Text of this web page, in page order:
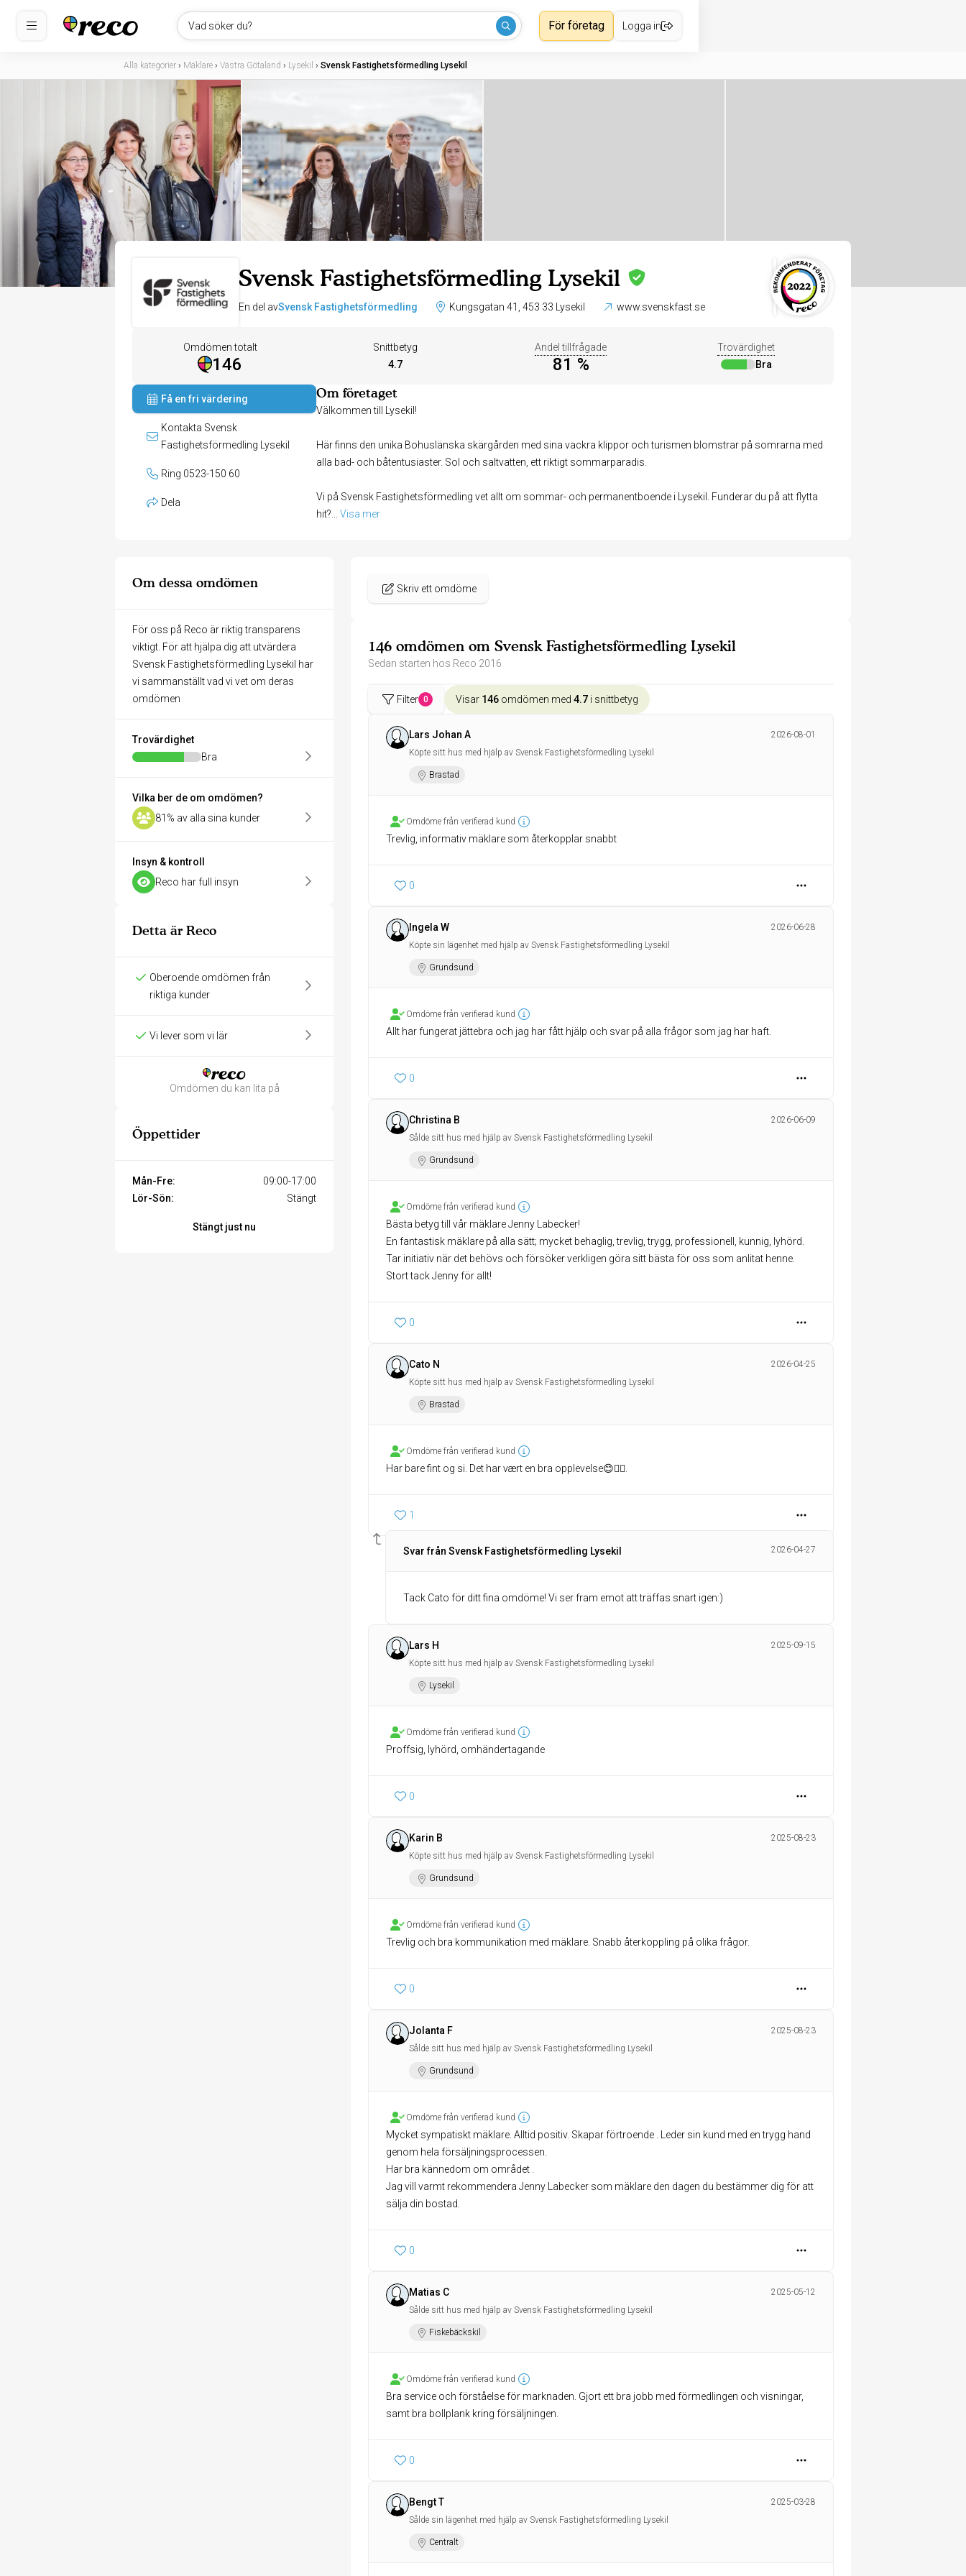
Vad söker du? För företag Logga in
Alla kategorier › Mäklare › Västra Götaland › Lysekil › Svensk Fastighetsförmedling Lysekil
Svensk Fastighetsförmedling Lysekil
En del avSvensk Fastighetsförmedling Kungsgatan 41, 453 33 Lysekil www.svenskfast.se
Omdömen totalt
146
Snittbetyg
4.7
Andel tillfrågade
81 %
Trovärdighet
Bra
Få en fri värdering
Kontakta Svensk
Fastighetsförmedling Lysekil
Ring 0523-150 60
Dela
Om företaget
Välkommen till Lysekil!
Här finns den unika Bohuslänska skärgården med sina vackra klippor och turismen blomstrar på somrarna med
alla bad- och båtentusiaster. Sol och saltvatten, ett riktigt sommarparadis.
Vi på Svensk Fastighetsförmedling vet allt om sommar- och permanentboende i Lysekil. Funderar du på att flytta
hit?
Visa mer
Om dessa omdömen
För oss på Reco är riktig transparens
viktigt. För att hjälpa dig att utvärdera
Svensk Fastighetsförmedling Lysekil har
vi sammanställt vad vi vet om deras
omdömen
Trovärdighet
Bra
Vilka ber de om omdömen?
81% av alla sina kunder
Insyn & kontroll
Reco har full insyn
Detta är Reco
Oberoende omdömen från
riktiga kunder
Vi lever som vi lär
Omdömen du kan lita på
Öppettider
Mån-Fre:
09:00-17:00
Lör-Sön:
Stängt
Stängt just nu
Skriv ett omdöme
146 omdömen om Svensk Fastighetsförmedling Lysekil
Sedan starten hos Reco 2016
Filter 0 Visar 146 omdömen med 4.7 i snittbetyg
Lars Johan A
2026-08-01
Köpte sitt hus med hjälp av Svensk Fastighetsförmedling Lysekil
Brastad
Omdöme från verifierad kund
Trevlig, informativ mäklare som återkopplar snabbt
0
Ingela W
2026-06-28
Köpte sin lägenhet med hjälp av Svensk Fastighetsförmedling Lysekil
Grundsund
Omdöme från verifierad kund
Allt har fungerat jättebra och jag har fått hjälp och svar på alla frågor som jag har haft.
0
Christina B
2026-06-09
Sålde sitt hus med hjälp av Svensk Fastighetsförmedling Lysekil
Grundsund
Omdöme från verifierad kund
Bästa betyg till vår mäklare Jenny Labecker!
En fantastisk mäklare på alla sätt; mycket behaglig, trevlig, trygg, professionell, kunnig, lyhörd.
Tar initiativ när det behövs och försöker verkligen göra sitt bästa för oss som anlitat henne.
0
Cato N
2026-04-25
Köpte sitt hus med hjälp av Svensk Fastighetsförmedling Lysekil
Brastad
Omdöme från verifierad kund
Har bare fint og si. Det har vært en bra opplevelse😊👍🏻.
1
Svar från Svensk Fastighetsförmedling Lysekil 2026-04-27
Tack Cato för ditt fina omdöme! Vi ser fram emot att träffas snart igen:)
Lars H
2025-09-15
Köpte sitt hus med hjälp av Svensk Fastighetsförmedling Lysekil
Lysekil
Omdöme från verifierad kund
Proffsig, lyhörd, omhändertagande
0
Karin B
2025-08-23
Köpte sitt hus med hjälp av Svensk Fastighetsförmedling Lysekil
Grundsund
Omdöme från verifierad kund
Trevlig och bra kommunikation med mäklare. Snabb återkoppling på olika frågor.
0
Jolanta F
2025-08-23
Sålde sitt hus med hjälp av Svensk Fastighetsförmedling Lysekil
Grundsund
Omdöme från verifierad kund
Mycket sympatiskt mäklare. Alltid positiv. Skapar förtroende . Leder sin kund med en trygg hand
genom hela försäljningsprocessen.
Har bra kännedom om området .
Jag vill varmt rekommendera Jenny Labecker som mäklare den dagen du bestämmer dig för att
sälja din bostad.
0
Matias C
2025-05-12
Sålde sitt hus med hjälp av Svensk Fastighetsförmedling Lysekil
Fiskebäckskil
Omdöme från verifierad kund
Bra service och förståelse för marknaden. Gjort ett bra jobb med förmedlingen och visningar,
samt bra bollplank kring försäljningen.
0
Bengt T
2025-03-28
Sålde sin lägenhet med hjälp av Svensk Fastighetsförmedling Lysekil
Centralt